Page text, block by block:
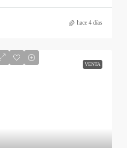
hace 4 días
VENTA